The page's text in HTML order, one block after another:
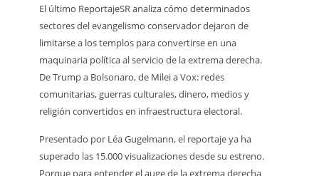
El último ReportajeSR analiza cómo determinados
sectores del evangelismo conservador dejaron de
limitarse a los templos para convertirse en una
maquinaria política al servicio de la extrema derecha.
De Trump a Bolsonaro, de Milei a Vox: redes
comunitarias, guerras culturales, dinero, medios y
religión convertidos en infraestructura electoral.
Presentado por Léa Gugelmann, el reportaje ya ha
superado las 15.000 visualizaciones desde su estreno.
Porque para entender el auge de la extrema derecha